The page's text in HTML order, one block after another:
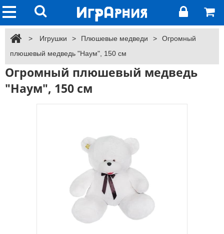
> Игрушки > Плюшевые медведи >
Огромный
плюшевый медведь "Наум", 150 см
Огромный плюшевый медведь
"Наум", 150 см